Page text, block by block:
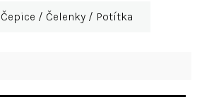
Čepice / Čelenky / Potítka